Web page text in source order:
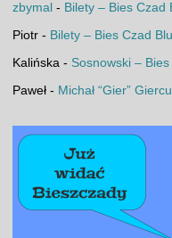
zbymal - Bilety – Bies Czad
Piotr- Bilety – Bies Czad
Kalińska - Sosnowski –
Paweł- Michał “Gier”